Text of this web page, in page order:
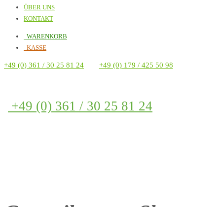
ÜBER UNS
KONTAKT
WARENKORB
KASSE
+49 (0) 361 / 30 25 81 24 +49 (0) 179 / 425 50 98
+49 (0) 361 / 30 25 81 24